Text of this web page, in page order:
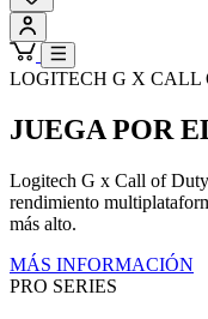
LOGITECH G X CALL
JUEGA POR
Logitech G x Call of
rendimiento
más alto.
MÁS INFORMACIÓN
PRO SERIES